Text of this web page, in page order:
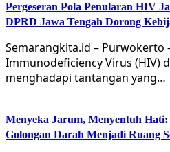
Pergeseran Pola Penularan HIV
DPRD Jawa Tengah Dorong
Semarangkita.id – Purwokerto
Immunodeficiency Virus (HIV)
menghadapi tantangan yang…
Menyeka Jarum, Menyentuh
Golongan Darah Menjadi Ruang